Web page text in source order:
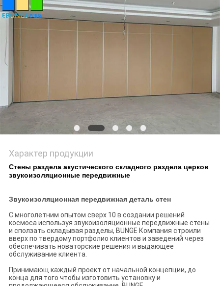
Характер продукции
Стены раздела акустического складного раздела церков
звукоизоляционные передвижные
Звукоизоляционная передвижная деталь стен
С многолетним опытом сверх 10 в создании решений
космоса используя звукоизоляционные передвижные стены
и сползать складывая разделы, BUNGE Компания строили
вверх по твердому портфолио клиентов и заведений через
обеспечивать новаторские решения и выдающее
обслуживание клиента.
Принимающ каждый проект от начальной концепции, до
конца для того чтобы изготовить установку и